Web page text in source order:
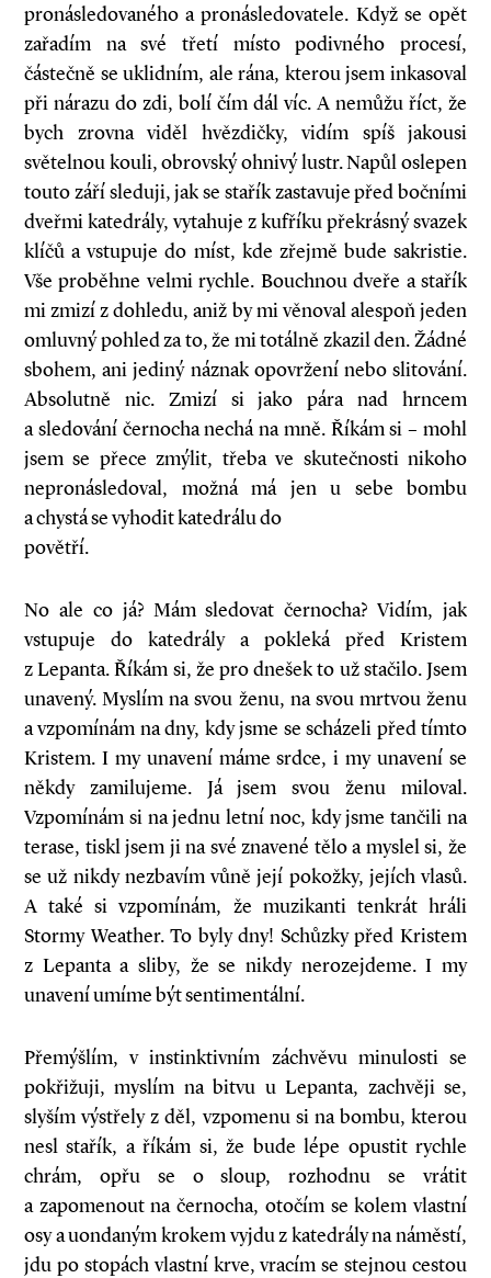
pronásledovaného a pronásledovatele. Když se opět
zařadím na své třetí místo podivného procesí,
částečně se uklidním, ale rána, kterou jsem inkasoval
při nárazu do zdi, bolí čím dál víc. A nemůžu říct, že
bych zrovna viděl hvězdičky, vidím spíš jakousi
světelnou kouli, obrovský ohnivý lustr. Napůl oslepen
touto září sleduji, jak se stařík zastavuje před bočními
dveřmi katedrály, vytahuje z kufříku překrásný svazek
klíčů a vstupuje do míst, kde zřejmě bude sakristie.
Vše proběhne velmi rychle. Bouchnou dveře a stařík
mi zmizí z dohledu, aniž by mi věnoval alespoň jeden
omluvný pohled za to, že mi totálně zkazil den. Žádné
sbohem, ani jediný náznak opovržení nebo slitování.
Absolutně nic. Zmizí si jako pára nad hrncem
a sledování černocha nechá na mně. Říkám si – mohl
jsem se přece zmýlit, třeba ve skutečnosti nikoho
nepronásledoval, možná má jen u sebe bombu
a chystá se vyhodit katedrálu do
povětří.
No ale co já? Mám sledovat černocha? Vidím, jak
vstupuje do katedrály a pokleká před Kristem
z Lepanta. Říkám si, že pro dnešek to už stačilo. Jsem
unavený. Myslím na svou ženu, na svou mrtvou ženu
a vzpomínám na dny, kdy jsme se scházeli před tímto
Kristem. I my unavení máme srdce, i my unavení se
někdy zamilujeme. Já jsem svou ženu miloval.
Vzpomínám si na jednu letní noc, kdy jsme tančili na
terase, tiskl jsem ji na své znavené tělo a myslel si, že
se už nikdy nezbavím vůně její pokožky, jejích vlasů.
A také si vzpomínám, že muzikanti tenkrát hráli
Stormy Weather. To byly dny! Schůzky před Kristem
z Lepanta a sliby, že se nikdy nerozejdeme. I my
unavení umíme být sentimentální.
Přemýšlím, v instinktivním záchvěvu minulosti se
pokřižuji, myslím na bitvu u Lepanta, zachvěji se,
slyším výstřely z děl, vzpomenu si na bombu, kterou
nesl stařík, a říkám si, že bude lépe opustit rychle
chrám, opřu se o sloup, rozhodnu se vrátit
a zapomenout na černocha, otočím se kolem vlastní
osy a uondaným krokem vyjdu z katedrály na náměstí,
jdu po stopách vlastní krve, vracím se stejnou cestou